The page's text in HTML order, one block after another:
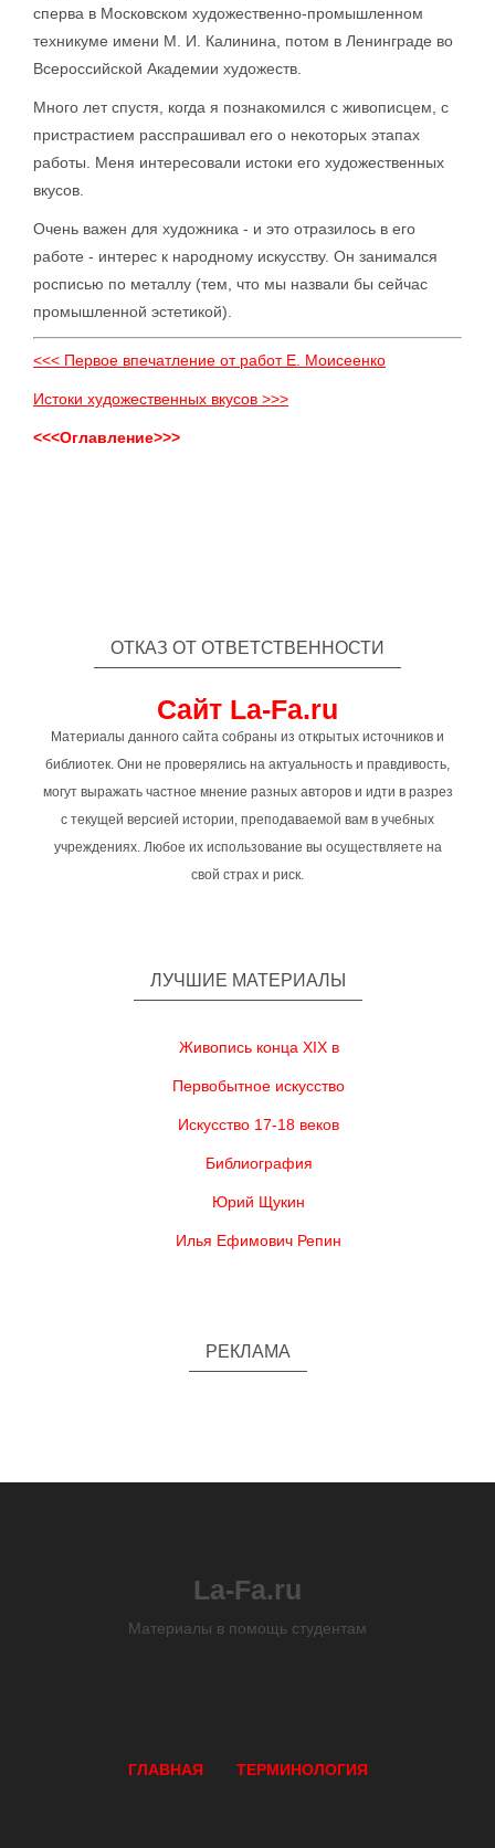
сперва в Московском художественно-промышленном
техникуме имени М. И. Калинина, потом в Ленинграде во
Всероссийской Академии художеств.
Много лет спустя, когда я познакомился с живописцем, с
пристрастием расспрашивал его о некоторых этапах
работы. Меня интересовали истоки его художественных
вкусов.
Очень важен для художника - и это отразилось в его
работе - интерес к народному искусству. Он занимался
росписью по металлу (тем, что мы назвали бы сейчас
промышленной эстетикой).
<<< Первое впечатление от работ Е. Моисеенко
Истоки художественных вкусов >>>
<<<Оглавление>>>
ОТКАЗ ОТ ОТВЕТСТВЕННОСТИ
Сайт La-Fa.ru
Материалы данного сайта собраны из открытых источников и
библиотек. Они не проверялись на актуальность и правдивость,
могут выражать частное мнение разных авторов и идти в разрез
с текущей версией истории, преподаваемой вам в учебных
учреждениях. Любое их использование вы осуществляете на
свой страх и риск.
ЛУЧШИЕ МАТЕРИАЛЫ
Живопись конца XIX в
Первобытное искусство
Искусство 17-18 веков
Библиография
Юрий Щукин
Илья Ефимович Репин
РЕКЛАМА
La-Fa.ru
Материалы в помощь студентам
ГЛАВНАЯ ТЕРМИНОЛОГИЯ